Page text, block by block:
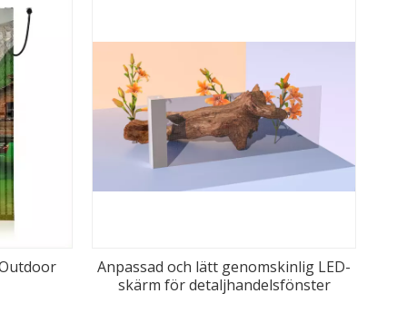
Anpassad och lätt genomskinlig LED-
skärm för detaljhandelsfönster